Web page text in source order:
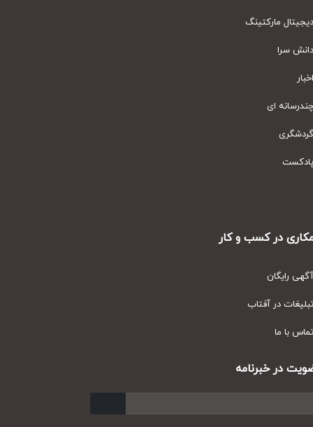
مارکتینگ
سرا
ای
در کسب و کار
رایگان
در آفتاب
با ما
در خبرنامه